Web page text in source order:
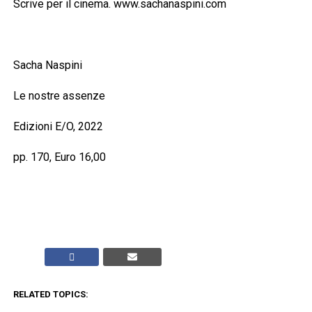
Scrive per il cinema. www.sachanaspini.com
Sacha Naspini
Le nostre assenze
Edizioni E/O, 2022
pp. 170, Euro 16,00
RELATED TOPICS: